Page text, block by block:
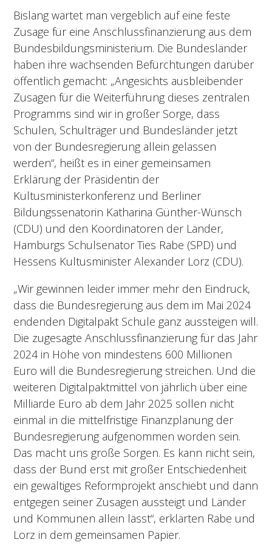
Bislang wartet man vergeblich auf eine feste
Zusage für eine Anschlussfinanzierung aus dem
Bundesbildungsministerium. Die Bundesländer
haben ihre wachsenden Befürchtungen darüber
öffentlich gemacht: „Angesichts ausbleibender
Zusagen für die Weiterführung dieses zentralen
Programms sind wir in großer Sorge, dass
Schulen, Schulträger und Bundesländer jetzt
von der Bundesregierung allein gelassen
werden“, heißt es in einer gemeinsamen
Erklärung der Präsidentin der
Kultusministerkonferenz und Berliner
Bildungssenatorin Katharina Günther-Wünsch
(CDU) und den Koordinatoren der Länder,
Hamburgs Schulsenator Ties Rabe (SPD) und
Hessens Kultusminister Alexander Lorz (CDU).
„Wir gewinnen leider immer mehr den Eindruck,
dass die Bundesregierung aus dem im Mai 2024
endenden Digitalpakt Schule ganz aussteigen will.
Die zugesagte Anschlussfinanzierung für das Jahr
2024 in Höhe von mindestens 600 Millionen
Euro will die Bundesregierung streichen. Und die
weiteren Digitalpaktmittel von jährlich über eine
Milliarde Euro ab dem Jahr 2025 sollen nicht
einmal in die mittelfristige Finanzplanung der
Bundesregierung aufgenommen worden sein.
Das macht uns große Sorgen. Es kann nicht sein,
dass der Bund erst mit großer Entschiedenheit
ein gewaltiges Reformprojekt anschiebt und dann
entgegen seiner Zusagen aussteigt und Länder
und Kommunen allein lässt“, erklärten Rabe und
Lorz in dem gemeinsamen Papier.